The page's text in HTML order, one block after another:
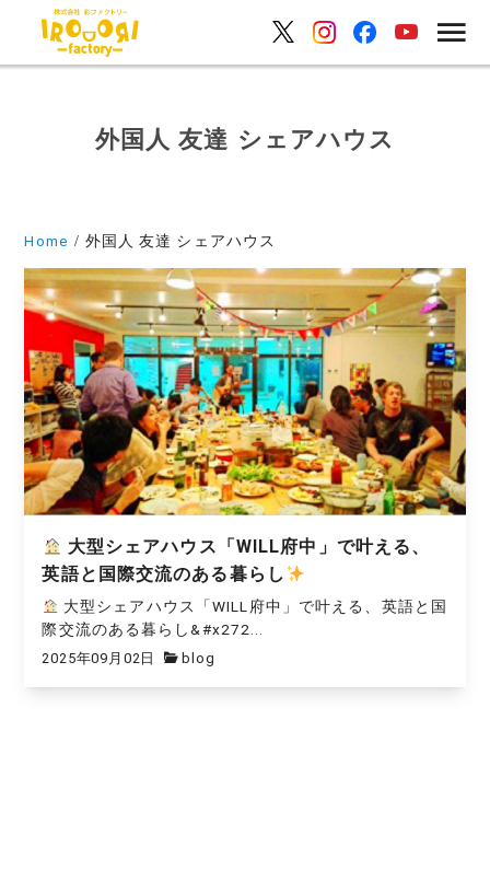
外国人 友達 シェアハウス
Home 外国人 友達 シェアハウス
大型シェアハウス「WILL府中」で叶える、
英語と国際交流のある暮らし
大型シェアハウス「WILL府中」で叶える、英語と国
際交流のある暮らし&#x272...
2025年09月02日 blog